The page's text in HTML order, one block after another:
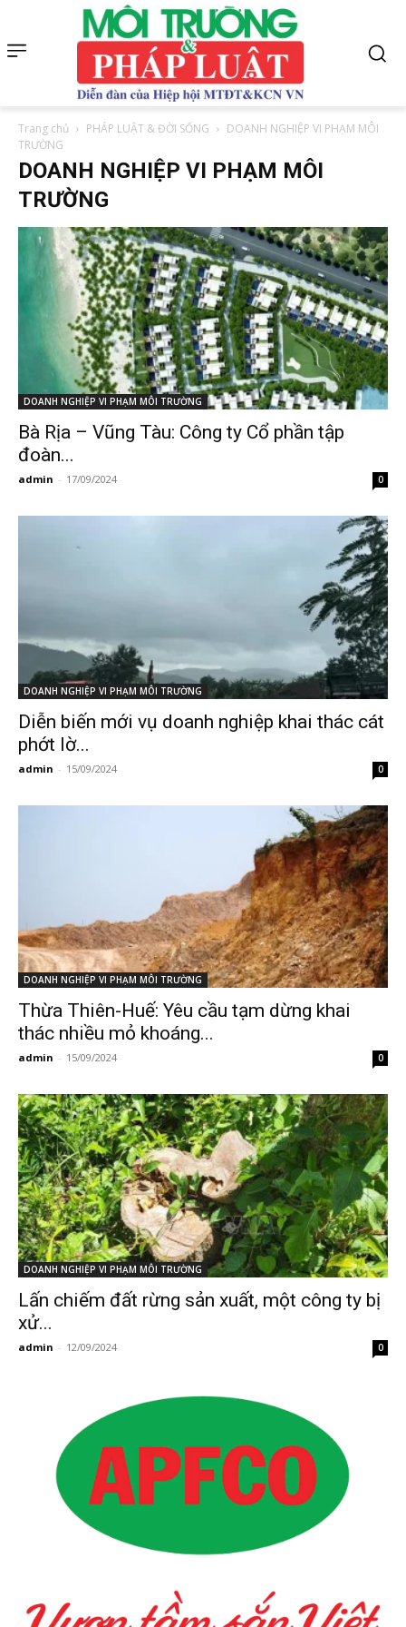
Trang chủ PHÁP LUẬT & ĐỜI SỐNG
DOANH NGHIỆP VI PHẠM MÔI
TRƯỜNG
DOANH NGHIỆP VI PHẠM MÔI
TRƯỜNG
DOANH NGHIỆP VI PHẠM MÔI TRƯỜNG
Bà Rịa – Vũng Tàu: Công ty Cổ phần tập
đoàn...
admin - 17/09/2024 0
DOANH NGHIỆP VI PHẠM MÔI TRƯỜNG
Diễn biến mới vụ doanh nghiệp khai thác cát
phớt lờ...
admin - 15/09/2024 0
DOANH NGHIỆP VI PHẠM MÔI TRƯỜNG
Thừa Thiên-Huế: Yêu cầu tạm dừng khai
thác nhiều mỏ khoáng...
admin - 15/09/2024 0
DOANH NGHIỆP VI PHẠM MÔI TRƯỜNG
Lấn chiếm đất rừng sản xuất, một công ty bị
xử...
admin - 12/09/2024 0